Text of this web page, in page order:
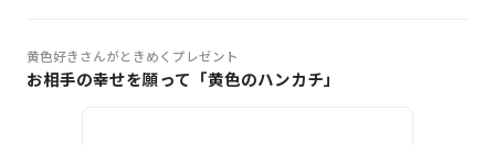
黄色好きさんがときめくプレゼント
お相手の幸せを願って「黄色のハンカチ」